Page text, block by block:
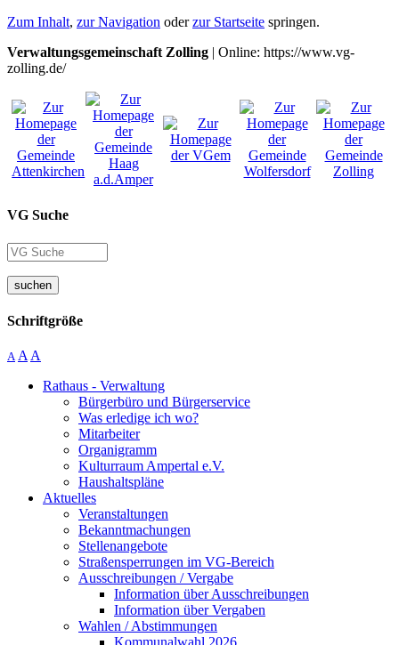
Zum Inhalt, zur Navigation oderzur Startseite springen.
Verwaltungsgemeinschaft Zolling | Online: https://www.vg-
zolling.de/
VG Suche
suchen
Schriftgröße
A A A
Rathaus - Verwaltung
Bürgerbüro und Bürgerservice
Was erledige ich wo?
Mitarbeiter
Organigramm
Kulturraum Ampertal e.V.
Haushaltspläne
Aktuelles
Veranstaltungen
Bekanntmachungen
Stellenangebote
Straßensperrungen im VG-Bereich
Ausschreibungen / Vergabe
Information über Ausschreibungen
Information über Vergaben
Wahlen / Abstimmungen
Kommunalwahl 2026